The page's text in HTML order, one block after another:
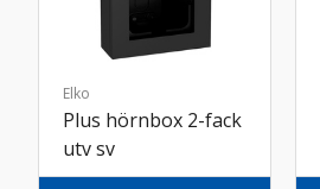
Elko
Plus hörnbox 2-fack
utv sv